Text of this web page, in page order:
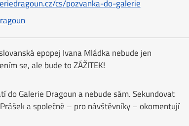
cs/pozvanka-do-galerie
epopej Ivana Mládka nebude jen
se, ale bude to ZÁŽITEK!
do Galerie Dragoun a nebude sám. Sekundovat
a společně – pro návštěvníky – okomentují